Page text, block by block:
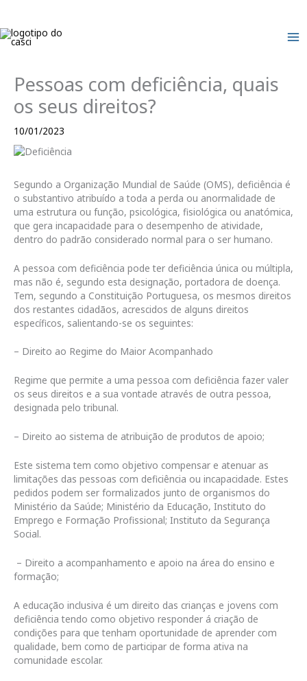
content
Pessoas com deficiência, quais
os seus direitos?
10/01/2023
Segundo a Organização Mundial de Saúde (OMS), deficiência é
o substantivo atribuído a toda a perda ou anormalidade de
uma estrutura ou função, psicológica, fisiológica ou anatómica,
que gera incapacidade para o desempenho de atividade,
dentro do padrão considerado normal para o ser humano.
A pessoa com deficiência pode ter deficiência única ou múltipla,
mas não é, segundo esta designação, portadora de doença.
Tem, segundo a Constituição Portuguesa, os mesmos direitos
dos restantes cidadãos, acrescidos de alguns direitos
específicos, salientando-se os seguintes:
– Direito ao Regime do Maior Acompanhado
Regime que permite a uma pessoa com deficiência fazer valer
os seus direitos e a sua vontade através de outra pessoa,
designada pelo tribunal.
– Direito ao sistema de atribuição de produtos de apoio;
Este sistema tem como objetivo compensar e atenuar as
limitações das pessoas com deficiência ou incapacidade. Estes
pedidos podem ser formalizados junto de organismos do
Ministério da Saúde; Ministério da Educação, Instituto do
Emprego e Formação Profissional; Instituto da Segurança
Social.
– Direito a acompanhamento e apoio na área do ensino e
formação;
A educação inclusiva é um direito das crianças e jovens com
deficiência tendo como objetivo responder á criação de
condições para que tenham oportunidade de aprender com
qualidade, bem como de participar de forma ativa na
comunidade escolar.